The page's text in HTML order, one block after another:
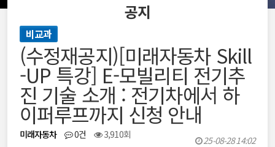
공지
비교과
(수정재공지)[미래자동차 Skill
-UP 특강] E-모빌리티 전기추
진 기술 소개 : 전기차에서 하
이퍼루프까지 신청 안내
미래자동차 0건 3,910회 25-08-28 14:02